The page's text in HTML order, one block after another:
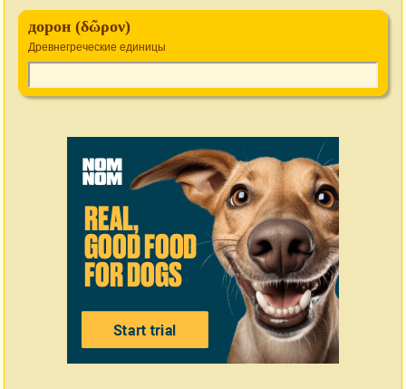
дорон (δῶρον)
Древнегреческие единицы